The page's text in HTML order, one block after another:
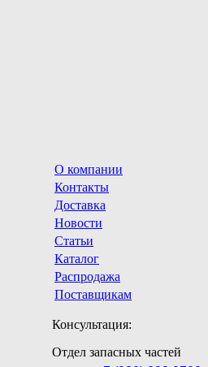
О компании
Контакты
Доставка
Новости
Статьи
Каталог
Распродажа
Поставщикам
Консультация:
Отдел запасных частей